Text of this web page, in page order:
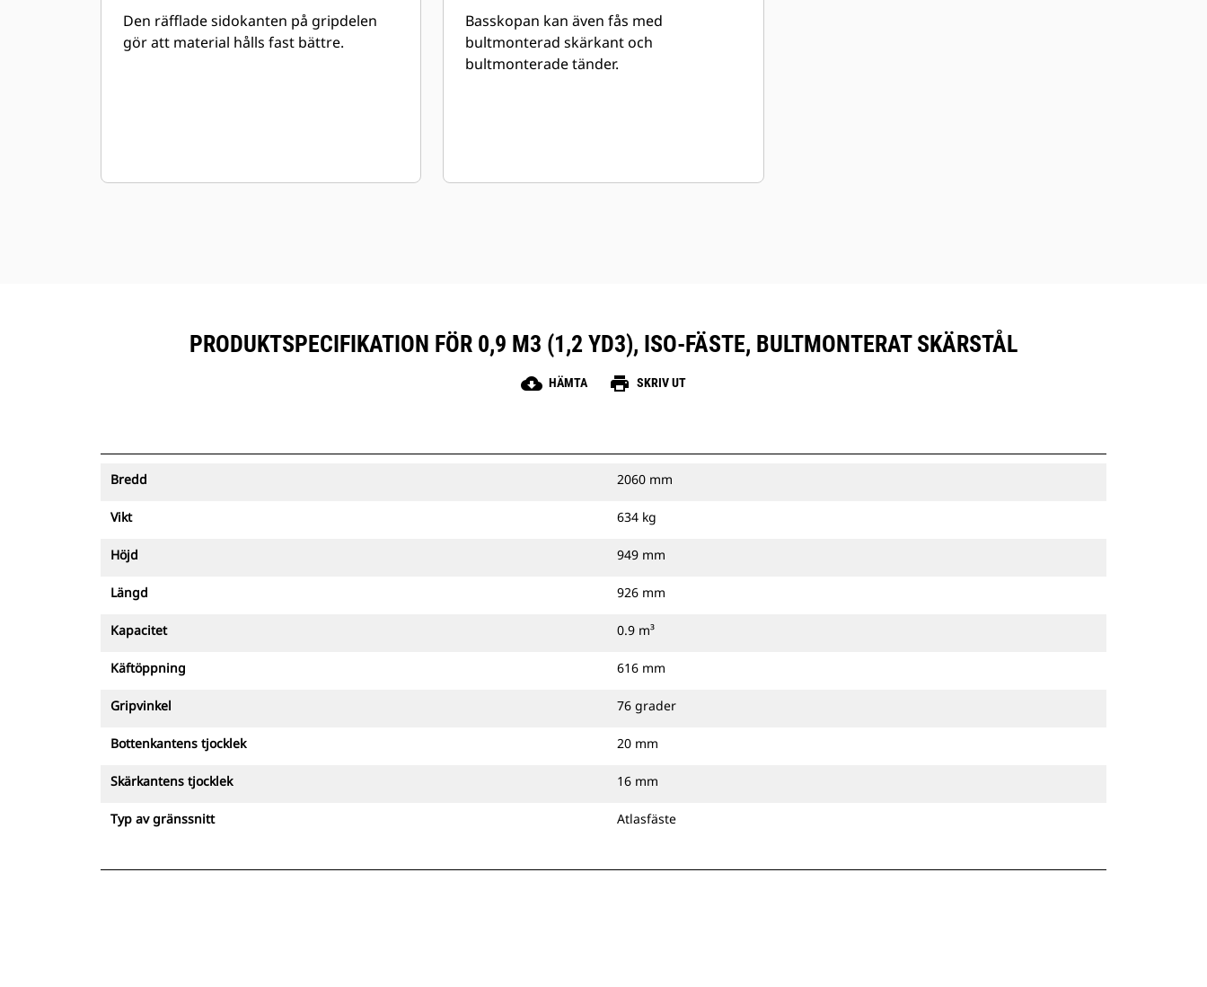
Den räfflade sidokanten på gripdelen
gör att material hålls fast bättre.
Basskopan kan även fås med
bultmonterad skärkant och
bultmonterade tänder.
PRODUKTSPECIFIKATION FÖR 0,9 M3 (1,2 YD3), ISO-FÄSTE, BULTMONTERAT SKÄRSTÅL
cloud_download HÄMTA print SKRIV UT
Bredd 2060 mm
Vikt 634 kg
Höjd 949 mm
Längd 926 mm
Kapacitet 0.9 m³
Käftöppning 616 mm
Gripvinkel 76 grader
Bottenkantens tjocklek 20 mm
Skärkantens tjocklek 16 mm
Typ av gränssnitt Atlasfäste